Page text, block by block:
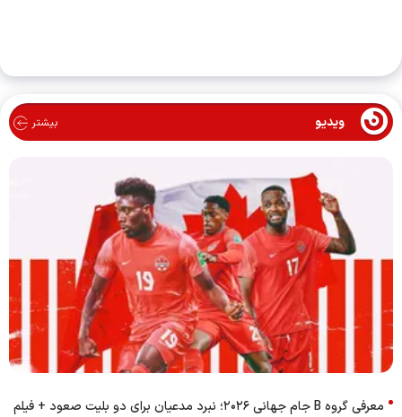
ویدیو بیشتر
معرفی گروه B جام جهانی ۲۰۲۶؛ نبرد مدعیان برای دو بلیت صعود + فیلم